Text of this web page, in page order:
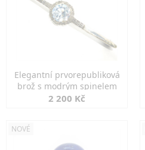
Elegantní prvorepubliková
brož s modrým spinelem
2 200 Kč
NOVÉ